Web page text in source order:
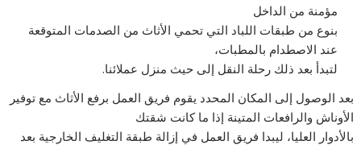
مؤمنة من الداخل
بنوع من طبقات اللباد التي تحمي الأثاث من الصدمات المتوقعة
عند الاصطدام بالمطبات،
لتبدأ بعد ذلك رحلة النقل إلى حيث منزل عملائنا.
بعد الوصول إلى المكان المحدد يقوم فريق العمل برفع الأثاث مع توفير
الأوناش والرافعات المتينة إذا ما كانت شقتك
بالأدوار العليا، ليبدا فريق العمل في إزالة طبقة التغليف الخارجية بعد